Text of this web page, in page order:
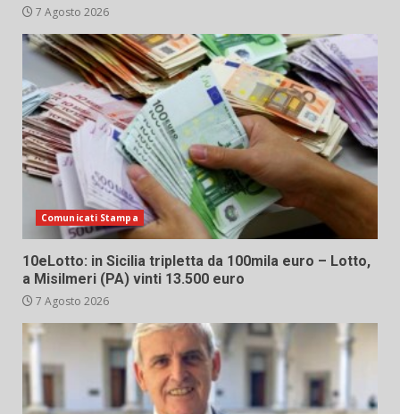
7 Agosto 2026
Comunicati Stampa
10eLotto: in Sicilia tripletta da 100mila euro – Lotto,
a Misilmeri (PA) vinti 13.500 euro
7 Agosto 2026